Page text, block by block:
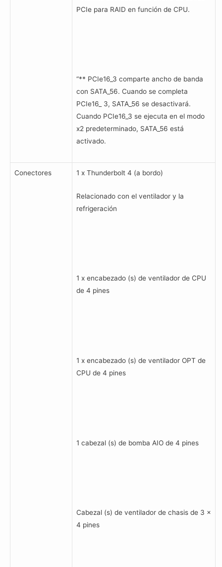
PCIe para RAID en función de CPU.
“** PCIe16_3 comparte ancho de banda
con SATA_56. Cuando se completa
PCIe16_ 3, SATA_56 se desactivará.
Cuando PCIe16_3 se ejecuta en el modo
x2 predeterminado, SATA_56 está
activado.
Conectores 1 x Thunderbolt 4 (a bordo)
Relacionado con el ventilador y la
refrigeración
1 x encabezado (s) de ventilador de CPU
de 4 pines
1 x encabezado (s) de ventilador OPT de
CPU de 4 pines
1 cabezal (s) de bomba AIO de 4 pines
Cabezal (s) de ventilador de chasis de 3 x
4 pines